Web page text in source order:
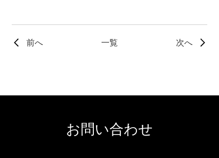
前へ 一覧 次へ
お問い合わせ